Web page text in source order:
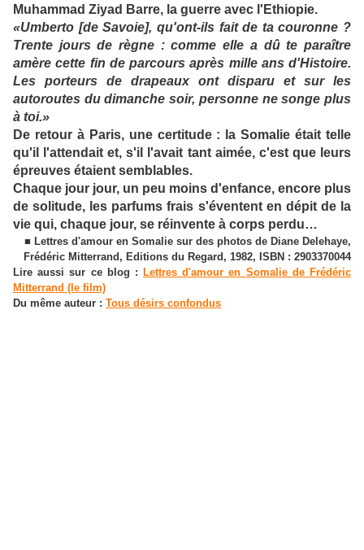
Muhammad Ziyad Barre, la guerre avec l'Ethiopie.
«Umberto [de Savoie], qu'ont-ils fait de ta couronne ?
Trente jours de règne : comme elle a dû te paraître
amère cette fin de parcours après mille ans d'Histoire.
Les porteurs de drapeaux ont disparu et sur les
autoroutes du dimanche soir, personne ne songe plus
à toi.»
De retour à Paris, une certitude : la Somalie était telle
qu'il l'attendait et, s'il l'avait tant aimée, c'est que leurs
épreuves étaient semblables.
Chaque jour jour, un peu moins d'enfance, encore plus
de solitude, les parfums frais s'éventent en dépit de la
vie qui, chaque jour, se réinvente à corps perdu…
■ Lettres d'amour en Somalie sur des photos de Diane Delehaye,
Frédéric Mitterrand, Editions du Regard, 1982, ISBN : 2903370044
Lire aussi sur ce blog : Lettres d'amour en Somalie de Frédéric
Mitterrand (le film)
Du même auteur : Tous désirs confondus